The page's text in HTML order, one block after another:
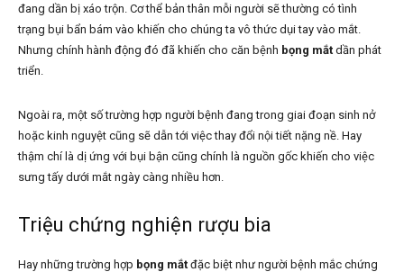
đang dần bị xáo trộn. Cơ thể bản thân mỗi người sẽ thường có tình
trạng bụi bẩn bám vào khiến cho chúng ta vô thức dụi tay vào mắt.
Nhưng chính hành động đó đã khiến cho căn bệnh bọng mắt dần phát
triển.
Ngoài ra, một số trường hợp người bệnh đang trong giai đoạn sinh nở
hoặc kinh nguyệt cũng sẽ dẫn tới việc thay đổi nội tiết nặng nề. Hay
thậm chí là dị ứng với bụi bận cũng chính là nguồn gốc khiến cho việc
sưng tấy dưới mắt ngày càng nhiều hơn.
Triệu chứng nghiện rượu bia
Hay những trường hợp bọng mắt đặc biệt như người bệnh mắc chứng